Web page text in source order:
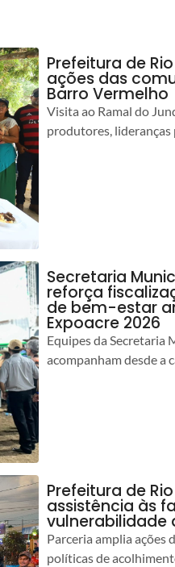
Prefeitura de
ações das
Barro Vermelho
Visita ao Ramal do
produtores,
Secretaria
reforça
de bem-estar
Expoacre 2026
Equipes da Secretaria
acompanham desde a
Prefeitura de
assistência às
vulnerabilidade
Parceria amplia ações
políticas de